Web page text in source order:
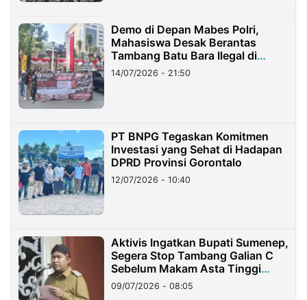
Demo di Depan Mabes Polri,
Mahasiswa Desak Berantas
Tambang Batu Bara Ilegal di
Lampung
14/07/2026 - 21:50
PT BNPG Tegaskan Komitmen
Investasi yang Sehat di Hadapan
DPRD Provinsi Gorontalo
12/07/2026 - 10:40
Aktivis Ingatkan Bupati Sumenep,
Segera Stop Tambang Galian C
Sebelum Makam Asta Tinggi
Longsor
09/07/2026 - 08:05